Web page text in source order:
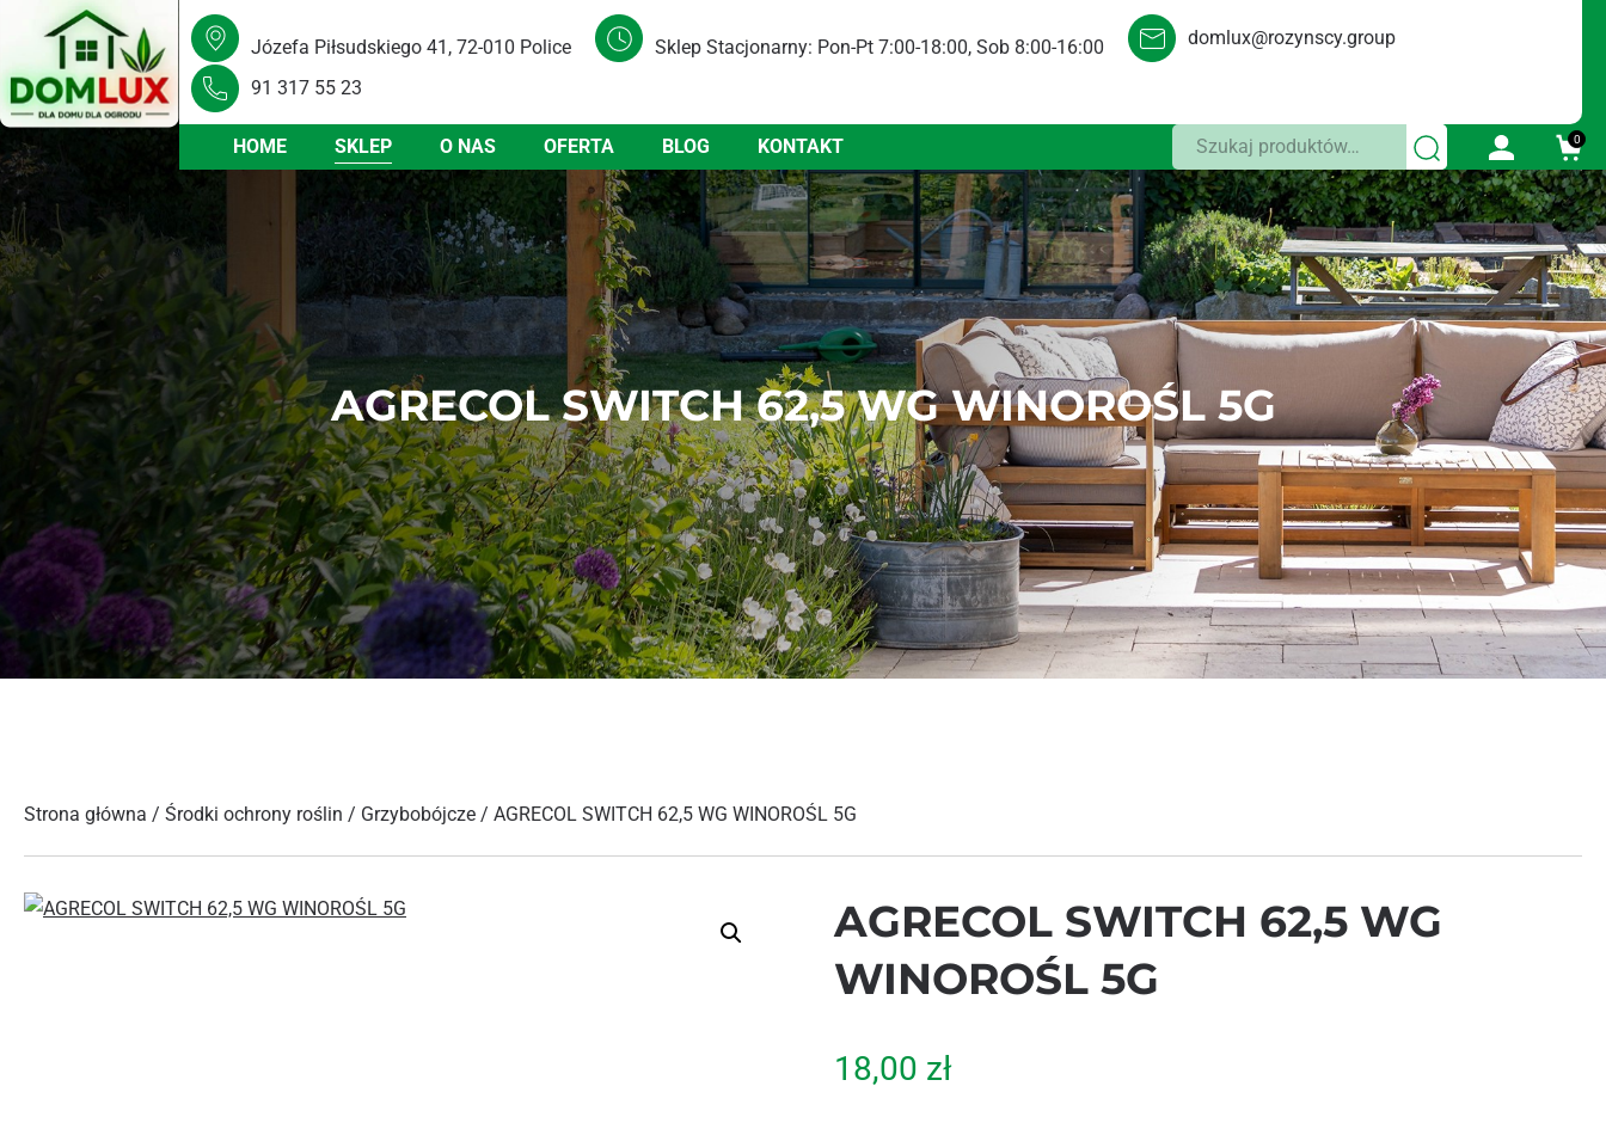
Józefa Piłsudskiego 41, 72-010 Police Sklep Stacjonarny: Pon-Pt 7:00-18:00, Sob 8:00-16:00 domlux@rozynscy.group
91 317 55 23
HOME SKLEP O NAS OFERTA BLOG KONTAKT Szukaj: 0
AGRECOL SWITCH 62,5 WG WINOROŚL 5G
Strona główna / Środki ochrony roślin / Grzybobójcze / AGRECOL SWITCH 62,5 WG WINOROŚL 5G
AGRECOL SWITCH 62,5 WG
WINOROŚL 5G
18,00 zł